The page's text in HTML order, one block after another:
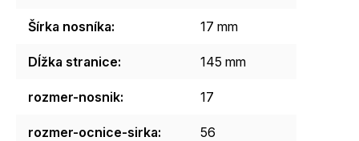
Šírka nosníka: 17 mm
Dĺžka stranice: 145 mm
rozmer-nosnik: 17
rozmer-ocnice-sirka: 56